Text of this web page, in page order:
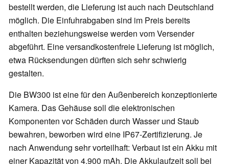
bestellt werden, die Lieferung ist auch nach Deutschland
möglich. Die Einfuhrabgaben sind im Preis bereits
enthalten beziehungsweise werden vom Versender
abgeführt. Eine versandkostenfreie Lieferung ist möglich,
etwa Rücksendungen dürften sich sehr schwierig
gestalten.
Die BW300 ist eine für den Außenbereich konzeptionierte
Kamera. Das Gehäuse soll die elektronischen
Komponenten vor Schäden durch Wasser und Staub
bewahren, beworben wird eine IP67-Zertifizierung. Je
nach Anwendung sehr vorteilhaft: Verbaut ist ein Akku mit
einer Kapazität von 4.900 mAh. Die Akkulaufzeit soll bei